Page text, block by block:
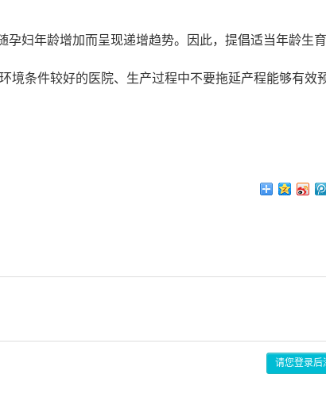
妇年龄增加而呈现递增趋势。因此，提倡适当年龄生育
境条件较好的医院、生产过程中不要拖延产程能够有效
请您登录后